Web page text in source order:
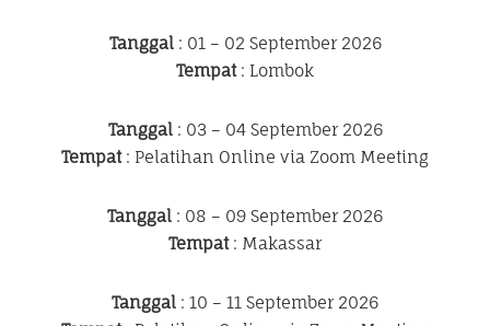
Tanggal: 01 – 02 September 2026
Tempat: Lombok
Tanggal: 03 – 04 September 2026
Tempat: Pelatihan Online via Zoom Meeting
Tanggal : 08 – 09 September 2026
Tempat: Makassar
Tanggal : 10 – 11 September 2026